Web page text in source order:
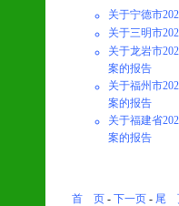
关于宁德市
关于三明市
关于龙岩市
案的报告
关于福州市
案的报告
关于福建省
案的报告
首 页 - 下一页 - 尾